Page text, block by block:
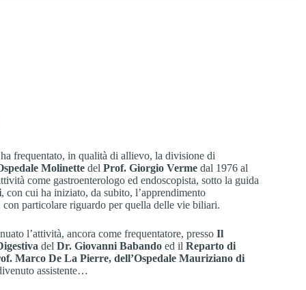
ha frequentato, in qualità di allievo, la divisione di
Molinette delProf. Giorgio Verme dal 1976 al
come gastroenterologo ed endoscopista, sotto la guida
, con cui ha iniziato, da subito, l’apprendimento
con particolare riguardo per quella delle vie biliari.
l’attività, ancora come frequentatore, pressoIl
delDr. Giovanni Babando ed ilReparto di
Marco De La Pierre, dell’Ospedale Mauriziano di
assistente…